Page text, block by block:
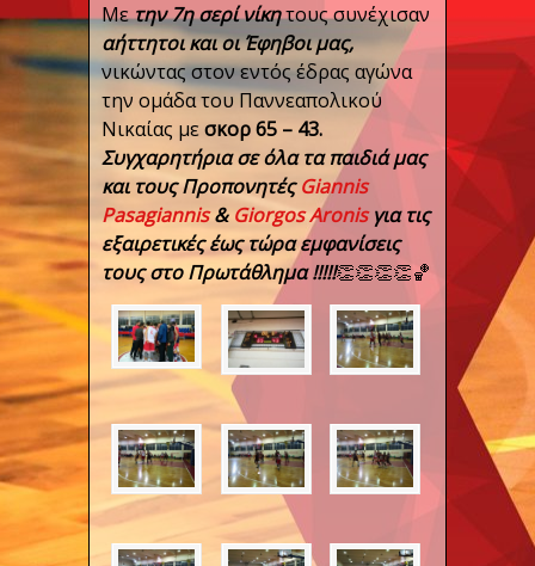
Μετην 7η σερί νίκητους συνέχισαν
αήττητοι και οι Έφηβοι μας,
νικώντας στον εντός έδρας αγώνα
την ομάδα του Παννεαπολικού
Νικαίας μεσκορ 65 – 43.
Συγχαρητήρια σε όλα τα παιδιά μας
και τους ΠροπονητέςGiannis
Pasagiannis& Giorgos Aronisγια τις
εξαιρετικές έως τώρα εμφανίσεις
τους στο Πρωτάθλημα !!!!!👏👏👏👏🏀